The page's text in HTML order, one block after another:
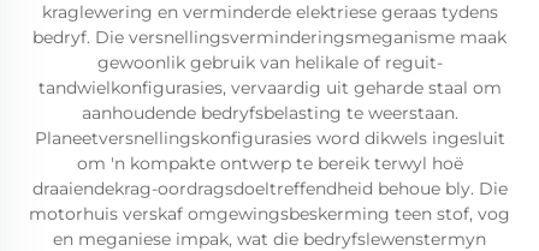
kraglewering en verminderde elektriese geraas tydens
bedryf. Die versnellingsverminderingsmeganisme maak
gewoonlik gebruik van helikale of reguit-
tandwielkonfigurasies, vervaardig uit geharde staal om
aanhoudende bedryfsbelasting te weerstaan.
Planeetversnellingskonfigurasies word dikwels ingesluit
om 'n kompakte ontwerp te bereik terwyl hoë
draaiendekrag-oordragsdoeltreffendheid behoue bly. Die
motorhuis verskaf omgewingsbeskerming teen stof, vog
en meganiese impak, wat die bedryfslewenstermyn